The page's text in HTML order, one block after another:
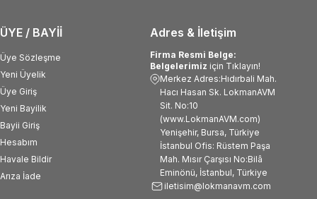
Adres & İletişim
Firma Resmi Belge:
Belgelerimiz için Tıklayın!
Merkez Adres:Hıdırbali Mah.
Hacı Hasan Sk. LokmanAVM
Sit. No:10
(www.LokmanAVM.com)
Yenişehir, Bursa, Türkiye
İstanbul Ofis: Rüstem Paşa
Mah. Mısır Çarşısı No:Bilâ
Eminönü, İstanbul, Türkiye
iletisim@lokmanavm.com
ÜYE / BAYİİ
Üye Sözleşme
Yeni Üyelik
Üye Giriş
Yeni Bayilik
Bayii Giriş
Hesabım
Havale Bildir
Arıza İade